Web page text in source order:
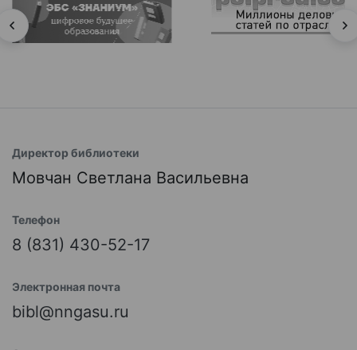
Директор библиотеки
Мовчан Светлана Васильевна
Телефон
8 (831) 430-52-17
Электронная почта
bibl@nngasu.ru